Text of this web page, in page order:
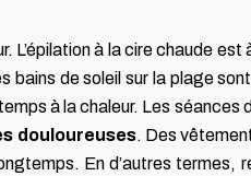
L’épilation à la cire chaude est
bains de soleil sur la plage
à la chaleur. Les séances
douloureuses. Des
En d’autres termes,